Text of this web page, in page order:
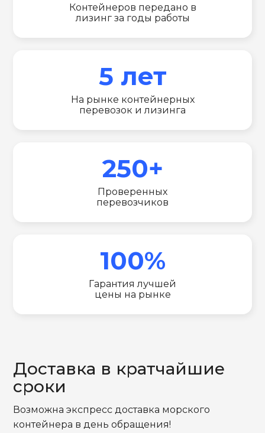
Контейнеров передано в
лизинг за годы работы
5 лет
На рынке контейнерных
перевозок и лизинга
250+
Проверенных
перевозчиков
100%
Гарантия лучшей
цены на рынке
Доставка в кратчайшие
сроки
Возможна экспресс доставка морского
контейнера в день обращения!